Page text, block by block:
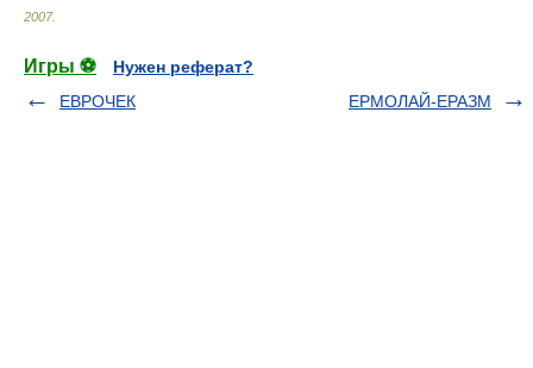
2007.
Игры ⚽
Нужен реферат?
ЕВРОЧЕК
ЕРМОЛАЙ-ЕРАЗМ